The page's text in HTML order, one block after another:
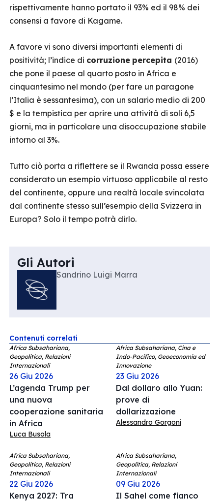
rispettivamente hanno portato il 93% ed il 98% dei
consensi a favore di Kagame.
A favore vi sono diversi importanti elementi di
positività; l’indice di corruzione percepita (2016)
che pone il paese al quarto posto in Africa e
cinquantesimo nel mondo (per fare un paragone
l’Italia è sessantesima), con un salario medio di 200
$ e la tempistica per aprire una attività di soli 6,5
giorni, ma in particolare una disoccupazione stabile
intorno al 3%.
Tutto ciò porta a riflettere se il Rwanda possa essere
considerato un esempio virtuoso applicabile al resto
del continente, oppure una realtà locale svincolata
dal continente stesso sull’esempio della Svizzera in
Europa? Solo il tempo potrà dirlo.
Gli Autori
Sandrino Luigi Marra
Contenuti correlati
Africa Subsahariana,
Geopolitica, Relazioni
Internazionali
26 Giu 2026
L’agenda Trump per
una nuova
cooperazione sanitaria
in Africa
Luca Busola
Africa Subsahariana, Cina e
Indo-Pacifico, Geoeconomia ed
Innovazione
23 Giu 2026
Dal dollaro allo Yuan:
prove di
dollarizzazione
Alessandro Gorgoni
Africa Subsahariana,
Geopolitica, Relazioni
Internazionali
22 Giu 2026
Kenya 2027: Tra
Africa Subsahariana,
Geopolitica, Relazioni
Internazionali
09 Giu 2026
Il Sahel come fianco